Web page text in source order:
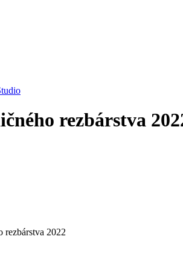
rezbárstva
rezbárstva 2022